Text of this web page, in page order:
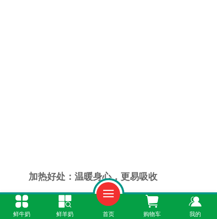
加热好处：温暖身心，更易吸收
鲜奶性微寒，加热后能中和寒性，尤其适合
鲜牛奶 鲜羊奶 首页 购物车 我的